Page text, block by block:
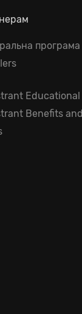
програма
Benefits